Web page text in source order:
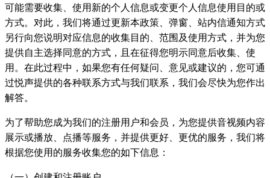
可能需要收集、使用新的个人信息或变更个人信息使用目的或
方式。对此，我们将通过更新本政策、弹窗、站内信通知方式
另行向您说明对应信息的收集目的、范围及使用方式，并为您
提供自主选择同意的方式，且在征得您明示同意后收集、使
用。在此过程中，如果您有任何疑问、意见或建议的，您可通
过悦声提供的各种联系方式与我们联系，我们会尽快为您作出
解答。
为了帮助您成为我们的注册用户和会员，为您提供音视频内容
展示或播放、点播等服务，并提供更好、更优的服务，我们将
根据您使用的服务收集您的如下信息：